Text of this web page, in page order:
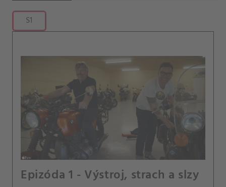
S1
Epizóda 1 - Výstroj, strach a slzy